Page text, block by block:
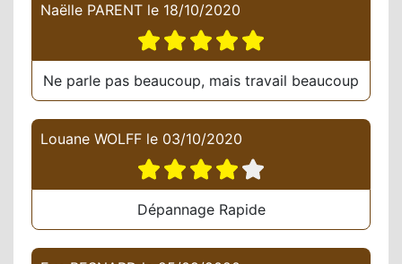
Naëlle PARENT le 18/10/2020
Ne parle pas beaucoup, mais travail beaucoup
Louane WOLFF le 03/10/2020
Dépannage Rapide